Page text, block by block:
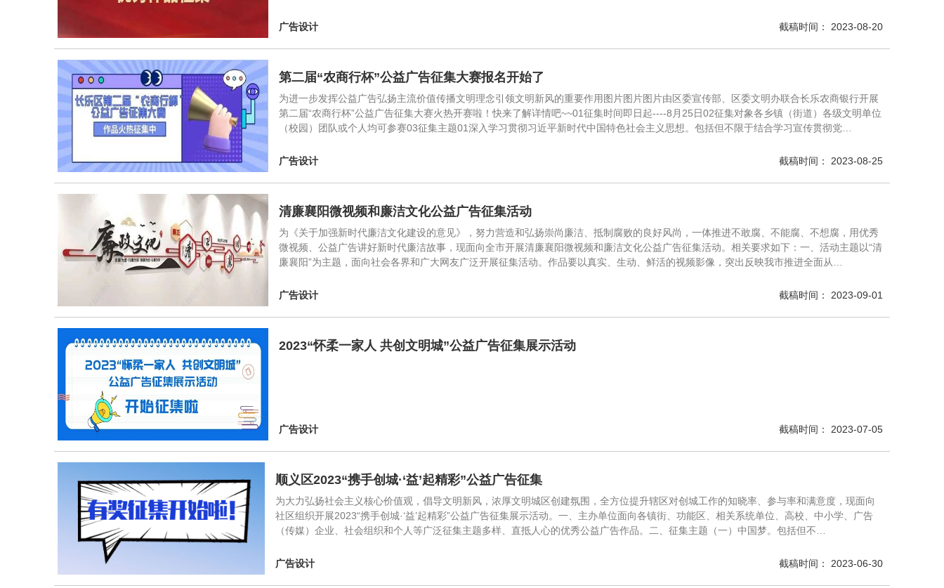
广告设计 截稿时间： 2023-08-20
第二届“农商行杯”公益广告征集大赛报名开始了
为进一步发挥公益广告弘扬主流价值传播文明理念引领文明新风的重要作用图片图片图片由区委宣传部、区委文明办联合长乐农商银行开展
第二届“农商行杯”公益广告征集大赛火热开赛啦！快来了解详情吧~~01征集时间即日起----8月25日02征集对象各乡镇（街道）各级文明单位
（校园）团队或个人均可参赛03征集主题01深入学习贯彻习近平新时代中国特色社会主义思想。包括但不限于结合学习宣传贯彻党…
广告设计 截稿时间： 2023-08-25
清廉襄阳微视频和廉洁文化公益广告征集活动
为《关于加强新时代廉洁文化建设的意见》，努力营造和弘扬崇尚廉洁、抵制腐败的良好风尚，一体推进不敢腐、不能腐、不想腐，用优秀
微视频、公益广告讲好新时代廉洁故事，现面向全市开展清廉襄阳微视频和廉洁文化公益广告征集活动。相关要求如下：一、活动主题以“清
廉襄阳”为主题，面向社会各界和广大网友广泛开展征集活动。作品要以真实、生动、鲜活的视频影像，突出反映我市推进全面从…
广告设计 截稿时间： 2023-09-01
2023“怀柔一家人 共创文明城”公益广告征集展示活动
广告设计 截稿时间： 2023-07-05
顺义区2023“携手创城·‘益’起精彩”公益广告征集
为大力弘扬社会主义核心价值观，倡导文明新风，浓厚文明城区创建氛围，全方位提升辖区对创城工作的知晓率、参与率和满意度，现面向
社区组织开展2023“携手创城·‘益’起精彩”公益广告征集展示活动。一、主办单位面向各镇街、功能区、相关系统单位、高校、中小学、广告
（传媒）企业、社会组织和个人等广泛征集主题多样、直抵人心的优秀公益广告作品。二、征集主题（一）中国梦。包括但不…
广告设计 截稿时间： 2023-06-30